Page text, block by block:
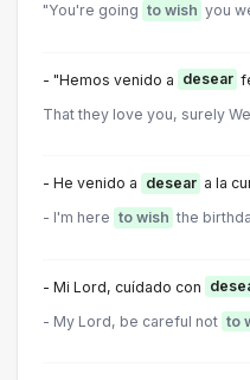
"You're going to wish you
- "Hemos venido a desear
That they love you, surely
- He venido a desear a la
- I'm here to wish the
- Mi Lord, cuídado con
- My Lord, be careful not to